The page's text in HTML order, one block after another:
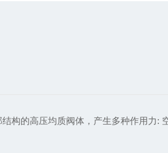
构的高压均质阀体，产生多种作用力: